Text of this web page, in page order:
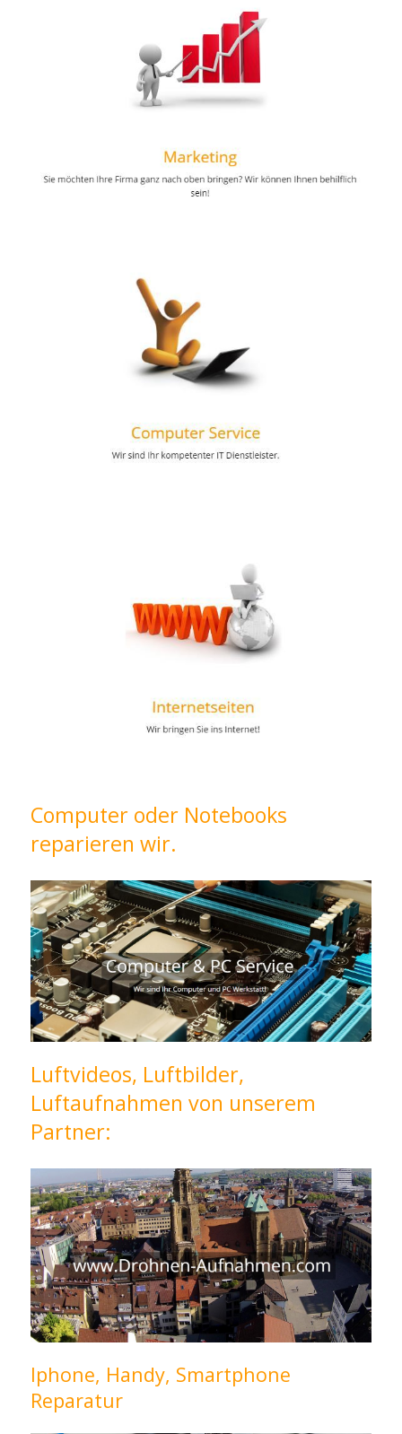
Computer oder Notebooks
reparieren wir.
Luftvideos, Luftbilder,
Luftaufnahmen von unserem
Partner:
Iphone, Handy, Smartphone
Reparatur